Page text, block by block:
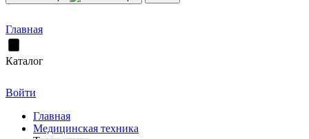
Главная
Каталог
Войти
Главная
Медицинская техника